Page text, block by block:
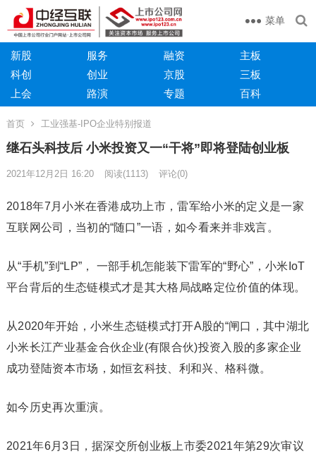
菜单
新股 服务 融资
主板
科创
创业 京股
三板
上会
路演 专题 百科
首页 工业强基-IPO企业特别报道
继石头科技后 小米投资又一“干将”即将登陆创业板
2021年12月2日 16:20 阅读(1113) 评论(0)
2018年7月小米在香港成功上市，雷军给小米的定义是一家
互联网公司，当初的“随口”一语，如今看来并非戏言。
从“手机”到“LP”， 一部手机怎能装下雷军的“野心”，小米IoT
平台背后的生态链模式才是其大格局战略定位价值的体现。
从2020年开始，小米生态链模式打开A股的“闸口，其中湖北
小米长江产业基金合伙企业(有限合伙)投资入股的多家企业
成功登陆资本市场，如恒玄科技、利和兴、格科微。
如今历史再次重演。
2021年6月3日，据深交所创业板上市委2021年第29次审议